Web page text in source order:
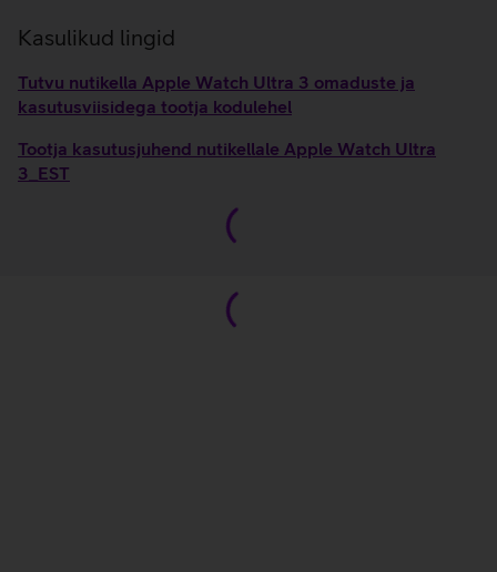
Kasulikud lingid
Tutvu nutikella Apple Watch Ultra 3 omaduste ja
kasutusviisidega tootja kodulehel
Tootja kasutusjuhend nutikellale Apple Watch Ultra
3_EST